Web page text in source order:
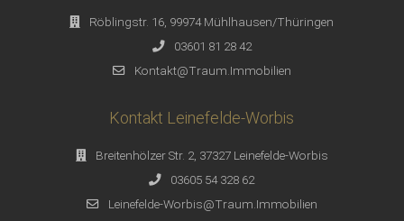
Röblingstr. 16, 99974 Mühlhausen/Thüringen
03601 81 28 42
Kontakt@Traum.Immobilien
Kontakt Leinefelde-Worbis
Breitenhölzer Str. 2, 37327 Leinefelde-Worbis
03605 54 328 62
Leinefelde-Worbis@Traum.Immobilien